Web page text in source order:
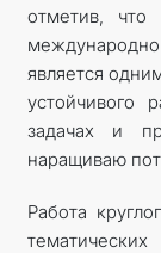
отметив, что
является
устойчивого
задачах и
наращиваю
Работа